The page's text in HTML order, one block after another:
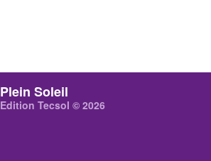
Plein Soleil
Edition Tecsol © 2026